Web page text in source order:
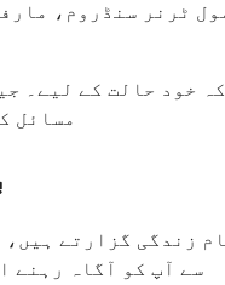
ٹرنر سنڈروم،
خود حالت کے لیے۔
مسائل کا
زندگی گزارتے
سے آپ کو آگاہ رہنے